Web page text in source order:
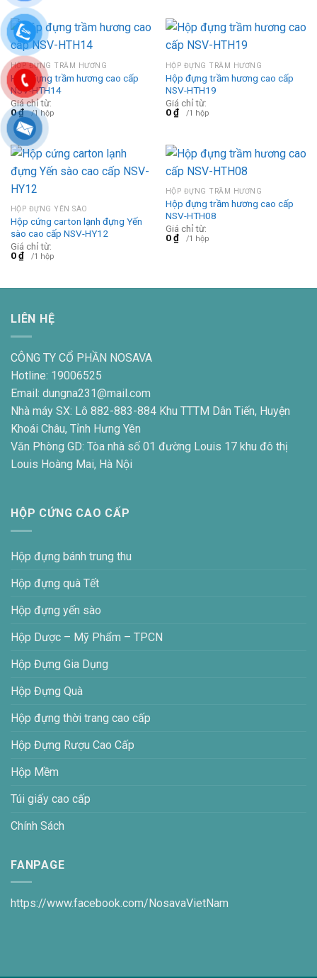
HỘP ĐỰNG TRẦM HƯƠNG
Hộp đựng trầm hương cao cấp
NSV-HTH14
Giá chỉ từ:
0₫ /1 hộp
HỘP ĐỰNG TRẦM HƯƠNG
Hộp đựng trầm hương cao cấp
NSV-HTH19
Giá chỉ từ:
0₫ /1 hộp
HỘP ĐỰNG YẾN SÀO
Hộp cứng carton lạnh đựng Yến
sào cao cấp NSV-HY12
Giá chỉ từ:
0₫ /1 hộp
HỘP ĐỰNG TRẦM HƯƠNG
Hộp đựng trầm hương cao cấp
NSV-HTH08
Giá chỉ từ:
0₫ /1 hộp
LIÊN HỆ
CÔNG TY CỔ PHẦN NOSAVA
Hotline: 19006525
Email: dungna231@mail.com
Nhà máy SX: Lô 882-883-884 Khu TTTM Dân Tiến, Huyện
Khoái Châu, Tỉnh Hưng Yên
Văn Phòng GD: Tòa nhà số 01 đường Louis 17 khu đô thị
Louis Hoàng Mai, Hà Nội
HỘP CỨNG CAO CẤP
Hộp đựng bánh trung thu
Hộp đựng quà Tết
Hộp đựng yến sào
Hộp Dược – Mỹ Phẩm – TPCN
Hộp Đựng Gia Dụng
Hộp Đựng Quà
Hộp đựng thời trang cao cấp
Hộp Đựng Rượu Cao Cấp
Hộp Mềm
Túi giấy cao cấp
Chính Sách
FANPAGE
https://www.facebook.com/NosavaVietNam